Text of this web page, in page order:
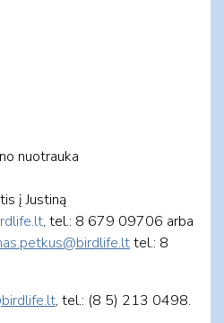
nuotrauka
į Justiną
, tel.: 8 679 09706 arba
tel.: 8
, tel.: (8 5) 213 0498.